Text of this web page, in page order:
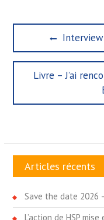
Navigation
de
l’article
Previous
post:
Next
Livre – J’ai
Articles récents
Save the date 2026
L’action de HSP